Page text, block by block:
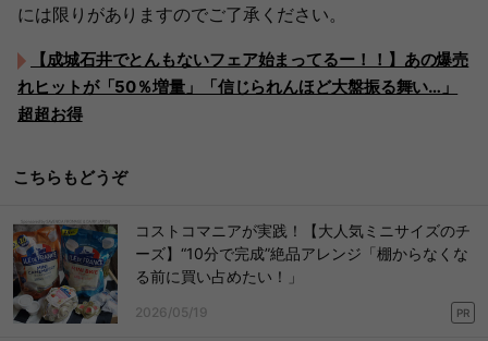
には限りがありますのでご了承ください。
【成城石井でとんもないフェア始まってるー！！】あの爆売
れヒットが「50％増量」「信じられんほど大盤振る舞い…」
超超お得
こちらもどうぞ
コストコマニアが実践！【大人気ミニサイズのチ
ーズ】“10分で完成”絶品アレンジ「棚からなくな
る前に買い占めたい！」
2026/05/19 PR